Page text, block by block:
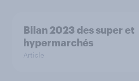
Bilan 2023 des super et
hypermarchés
Article